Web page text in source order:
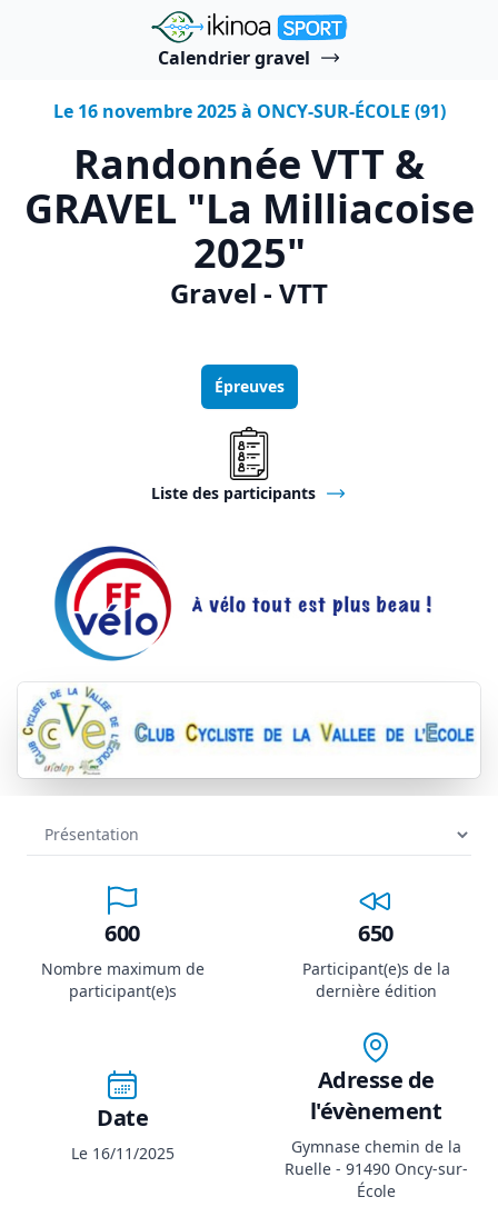
"Ikinoa Sport"
Calendrier gravel
Le 16 novembre 2025 à ONCY-SUR-ÉCOLE (91)
Randonnée VTT &
GRAVEL "La Milliacoise
2025"
Gravel - VTT
Épreuves
Liste des participants
600
Nombre maximum de
participant(e)s
650
Participant(e)s de la
dernière édition
Date
Le 16/11/2025
Adresse de
l'évènement
Gymnase chemin de la
Ruelle - 91490 Oncy-sur-
École